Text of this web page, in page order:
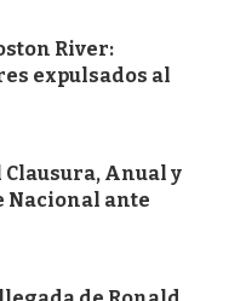
River:
expulsados al
Anual y
Nacional ante